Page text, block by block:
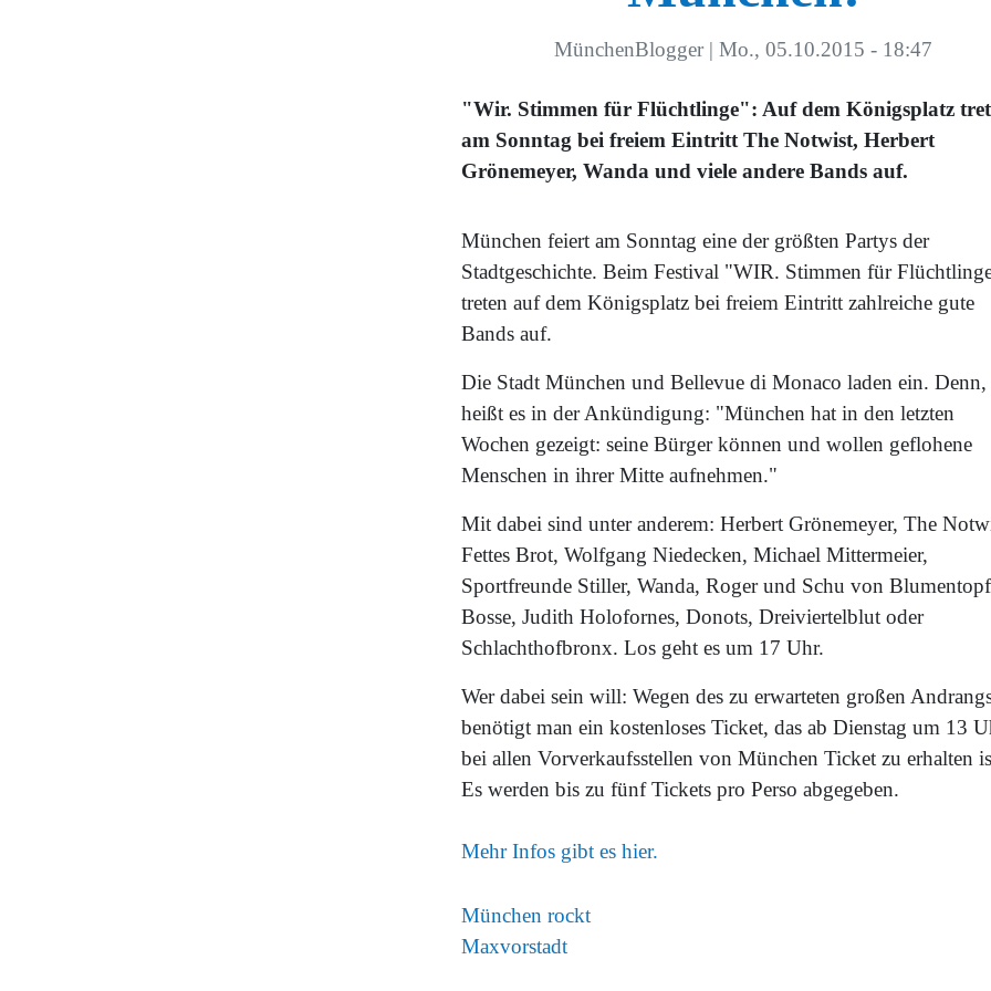
MünchenBlogger | Mo., 05.10.2015 - 18:47
"Wir. Stimmen für Flüchtlinge": Auf dem Königsplatz
am Sonntag bei freiem Eintritt The Notwist, Herbert
Grönemeyer, Wanda und viele andere Bands auf.
München feiert am Sonntag eine der größten Partys der
Stadtgeschichte. Beim Festival "WIR. Stimmen für
treten auf dem Königsplatz bei freiem Eintritt zahlreiche gute
Bands auf.
Die Stadt München und Bellevue di Monaco laden ein. Denn,
heißt es in der Ankündigung: "München hat in den letzten
Wochen gezeigt: seine Bürger können und wollen geflohene
Menschen in ihrer Mitte aufnehmen."
Mit dabei sind unter anderem: Herbert Grönemeyer, The
Fettes Brot, Wolfgang Niedecken, Michael Mittermeier,
Sportfreunde Stiller, Wanda, Roger und Schu von
Bosse, Judith Holofornes, Donots, Dreiviertelblut oder
Schlachthofbronx. Los geht es um 17 Uhr.
Wer dabei sein will: Wegen des zu erwarteten großen
benötigt man ein kostenloses Ticket, das ab Dienstag um 13
bei allen Vorverkaufsstellen von München Ticket zu erhalten
Es werden bis zu fünf Tickets pro Perso abgegeben.
Mehr Infos gibt es hier.
München rockt
Maxvorstadt